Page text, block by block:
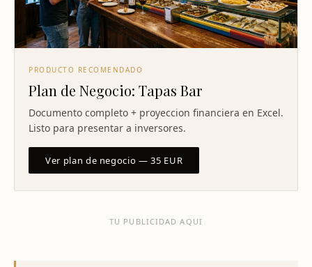
PRODUCTO RECOMENDADO
Plan de Negocio: Tapas Bar
Documento completo + proyeccion financiera en Excel.
Listo para presentar a inversores.
Ver plan de negocio — 35 EUR
TU PUBLICIDAD AQUI